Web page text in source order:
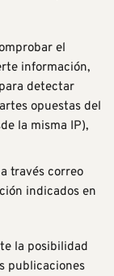
el
información,
detectar
opuestas del
la misma IP),
través correo
indicados en
la posibilidad
publicaciones